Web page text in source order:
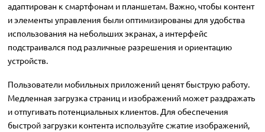
адаптирован к смартфонам и планшетам. Важно, чтобы контент
и элементы управления были оптимизированы для удобства
использования на небольших экранах, а интерфейс
подстраивался под различные разрешения и ориентацию
устройств.
Пользователи мобильных приложений ценят быструю работу.
Медленная загрузка страниц и изображений может раздражать
и отпугивать потенциальных клиентов. Для обеспечения
быстрой загрузки контента используйте сжатие изображений,